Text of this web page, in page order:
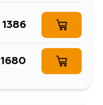
1386
1680